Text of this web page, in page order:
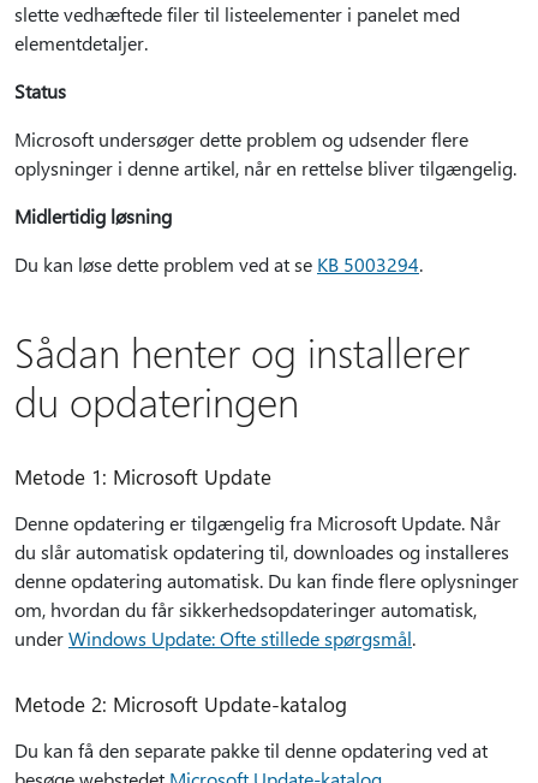
slette vedhæftede filer til listeelementer i panelet med
elementdetaljer.
Status
Microsoft undersøger dette problem og udsender flere
oplysninger i denne artikel, når en rettelse bliver tilgængelig.
Midlertidig løsning
Du kan løse dette problem ved at se KB 5003294.
Sådan henter og installerer
du opdateringen
Metode 1: Microsoft Update
Denne opdatering er tilgængelig fra Microsoft Update. Når
du slår automatisk opdatering til, downloades og installeres
denne opdatering automatisk. Du kan finde flere oplysninger
om, hvordan du får sikkerhedsopdateringer automatisk,
underWindows Update: Ofte stillede spørgsmål.
Metode 2: Microsoft Update-katalog
Du kan få den separate pakke til denne opdatering ved at